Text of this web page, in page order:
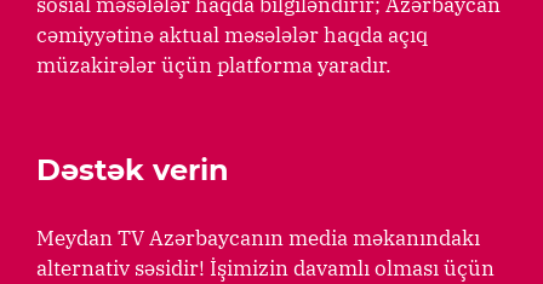
cəmiyyətinə aktual məsələlər haqda açıq
müzakirələr üçün platforma yaradır.
Dəstək verin
Meydan TV Azərbaycanın media məkanındakı
alternativ səsidir! İşimizin davamlı olması üçün